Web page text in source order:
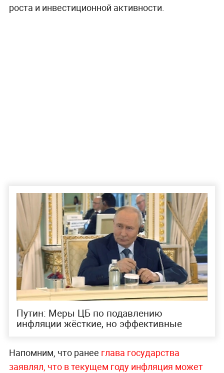
роста и инвестиционной активности.
Путин: Меры ЦБ по подавлению
инфляции жёсткие, но эффективные
Напомним, что ранее глава государства
заявлял, что в текущем году инфляция может